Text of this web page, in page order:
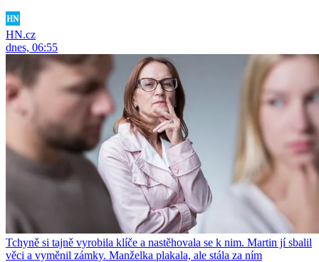
HN.cz
dnes, 06:55
Tchyně si tajně vyrobila klíče a nastěhovala se k nim. Martin jí sbalil
věci a vyměnil zámky. Manželka plakala, ale stála za ním